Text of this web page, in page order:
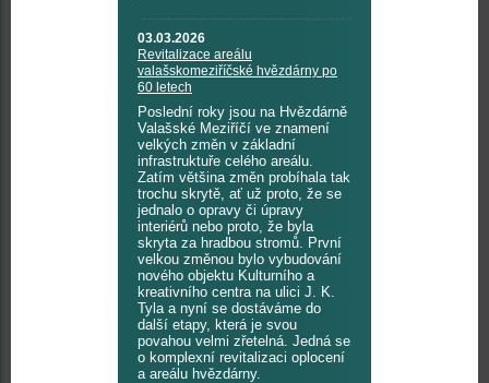
03.03.2026
Revitalizace areálu
valašskomeziříčské hvězdárny po
60 letech
Poslední roky jsou na Hvězdárně
Valašské Meziříčí ve znamení
velkých změn v základní
infrastruktuře celého areálu.
Zatím většina změn probíhala tak
trochu skrytě, ať už proto, že se
jednalo o opravy či úpravy
interiérů nebo proto, že byla
skryta za hradbou stromů. První
velkou změnou bylo vybudování
nového objektu Kulturního a
kreativního centra na ulici J. K.
Tyla a nyní se dostáváme do
další etapy, která je svou
povahou velmi zřetelná. Jedná se
o komplexní revitalizaci oplocení
a areálu hvězdárny.